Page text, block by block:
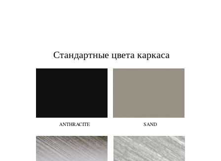
Стандартные цвета каркаса
ANTHRACITE SAND